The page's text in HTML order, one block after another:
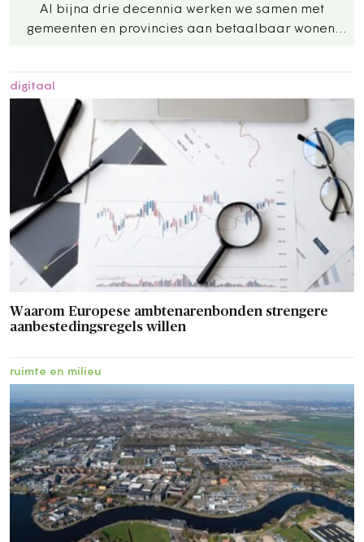
Al bijna drie decennia werken we samen met
gemeenten en provincies aan betaalbaar wonen,
digitaal
Waarom Europese ambtenarenbonden strengere
aanbestedingsregels willen
ruimte en milieu